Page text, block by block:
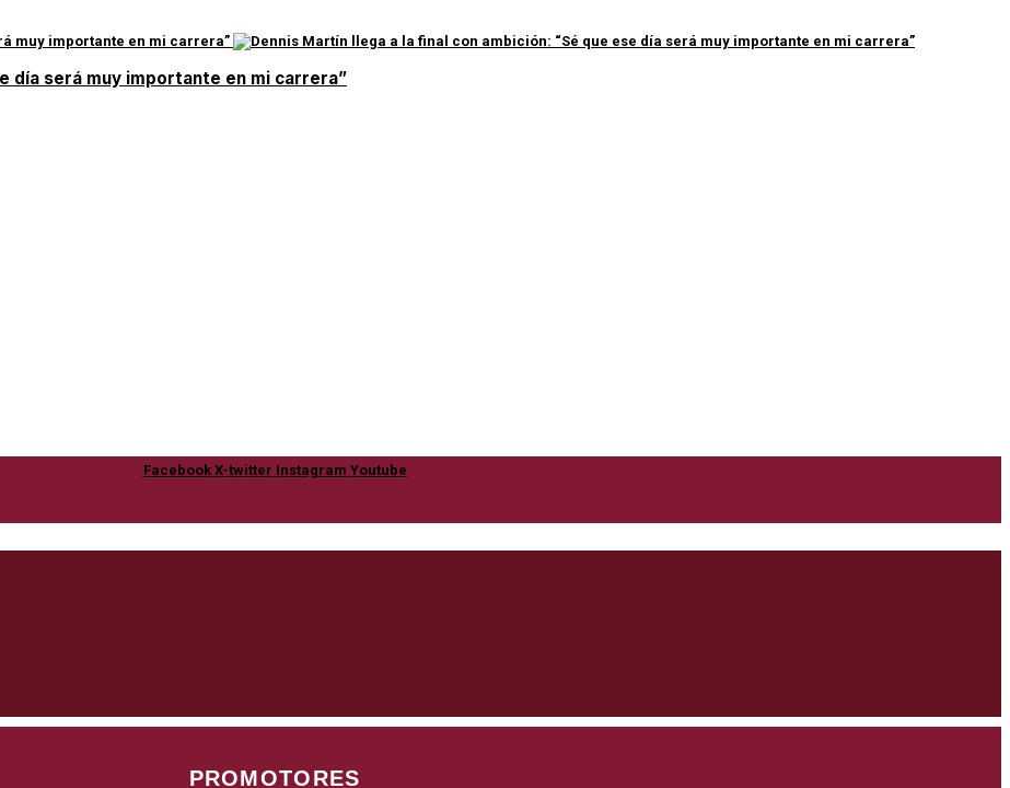
día será muy importante en mi carrera”
Facebook X-twitter Instagram Youtube
PROMOTORES